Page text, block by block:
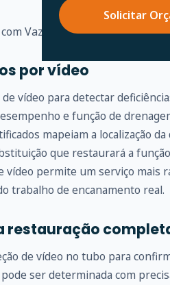
Solicitar
Vazamento
por vídeo
de vídeo para detectar
e função de
mapeiam a localização
que restaurará a
vídeo permite um serviço mais
trabalho de encanamento real.
restauração
de vídeo no tubo para
ser determinada com